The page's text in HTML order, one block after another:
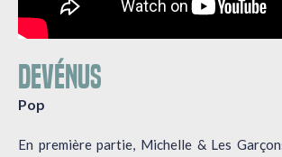
DEVÉNUS
Pop
En première partie, Michelle & Les